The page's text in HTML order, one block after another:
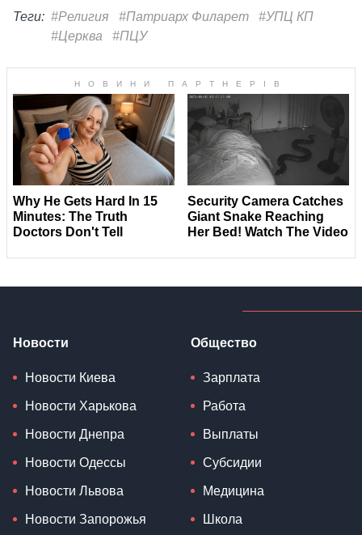
Теги: #Религия #Патриарх Филарет
#УПЦ КП
#Церква
#ПЦУ
Новости
Новости Киева
Новости Харькова
Новости Днепра
Новости Одессы
Новости Львова
Новости Запорожья
Общество
Зарплата
Работа
Выплаты
Субсидии
Медицина
Школа